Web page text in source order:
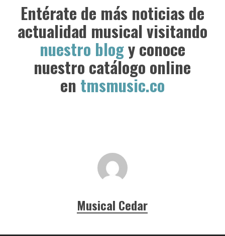
Entérate de más noticias de
actualidad musical visitando
nuestro blogy conoce
nuestro catálogo online
en tmsmusic.co
Musical Cedar